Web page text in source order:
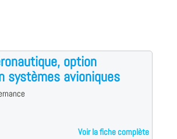
option
systèmes avioniques
Voir la fiche complète